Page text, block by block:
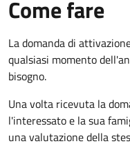
Come fare
La domanda di
qualsiasi momento
bisogno.
Una volta ricevuta la
l'interessato e la sua
una valutazione della